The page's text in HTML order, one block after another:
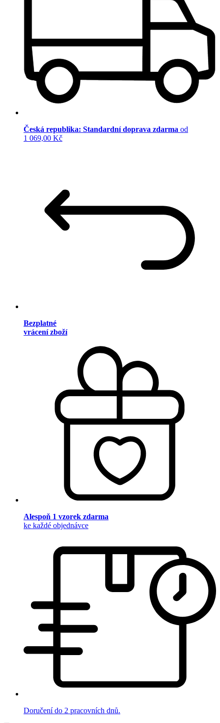
Česká republika: Standardní doprava zdarma od
1 069,00 Kč
Bezplatné
vrácení zboží
Alespoň 1 vzorek zdarma
ke každé objednávce
Doručení do 2 pracovních dnů.